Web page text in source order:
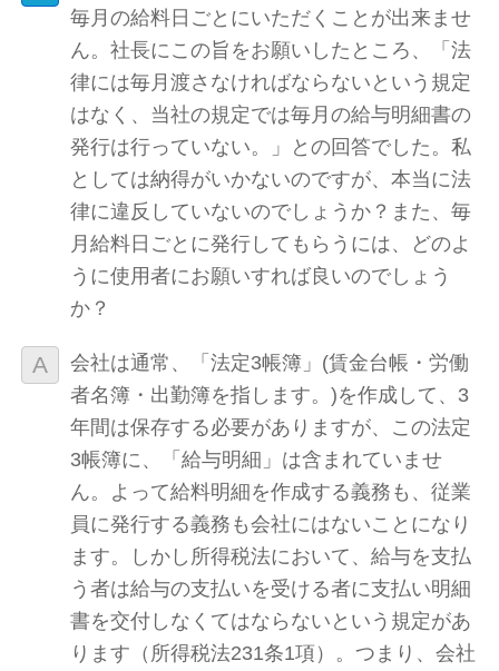
毎月の給料日ごとにいただくことが出来ませ
ん。社長にこの旨をお願いしたところ、「法
律には毎月渡さなければならないという規定
はなく、当社の規定では毎月の給与明細書の
発行は行っていない。」との回答でした。私
としては納得がいかないのですが、本当に法
律に違反していないのでしょうか？また、毎
月給料日ごとに発行してもらうには、どのよ
うに使用者にお願いすれば良いのでしょう
か？
会社は通常、「法定3帳簿」(賃金台帳・労働
者名簿・出勤簿を指します。)を作成して、3
年間は保存する必要がありますが、この法定
3帳簿に、「給与明細」は含まれていませ
ん。よって給料明細を作成する義務も、従業
員に発行する義務も会社にはないことになり
ます。しかし所得税法において、給与を支払
う者は給与の支払いを受ける者に支払い明細
書を交付しなくてはならないという規定があ
ります（所得税法231条1項）。つまり、会社